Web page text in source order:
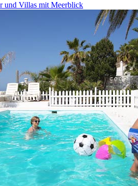
und Villas mit Meerblick